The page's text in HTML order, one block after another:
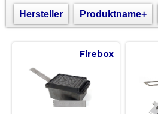
Hersteller Produktname+
Firebox